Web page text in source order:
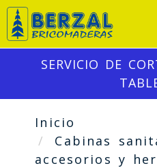
SERVICIO DE
Inicio
Cabinas
accesorios y